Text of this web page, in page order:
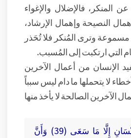
المنكر، فالإضلال والإغواء
النصيحة وإهمال الإرشاد،
مسموعة وترى المُنكر فلا تُحَذر
التي ارتكبت إلى المُسبب.
الإنسان من أعمال الآخرين
لا يتحملها ما دام ليس سبباً
الآخرين الصالحة لا يأخذ منها
﴿ وَأَنْ لَيْسَ لِلْإِنْسَانِ إِلَّا مَا سَعَى (39) وَأَنَّ